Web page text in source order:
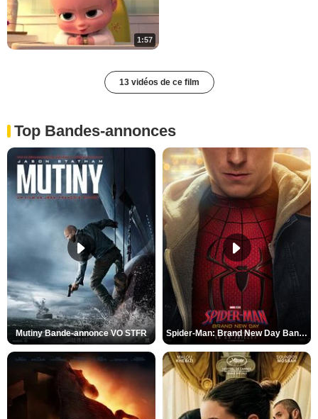
1:57
13 vidéos de ce film
Top Bandes-annonces
Mutiny Bande-annonce VO STFR Spider-Man: Brand New Day Bande-annonce VO STFR